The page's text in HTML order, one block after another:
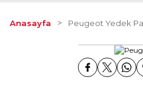
Anasayfa Peugeot Yedek